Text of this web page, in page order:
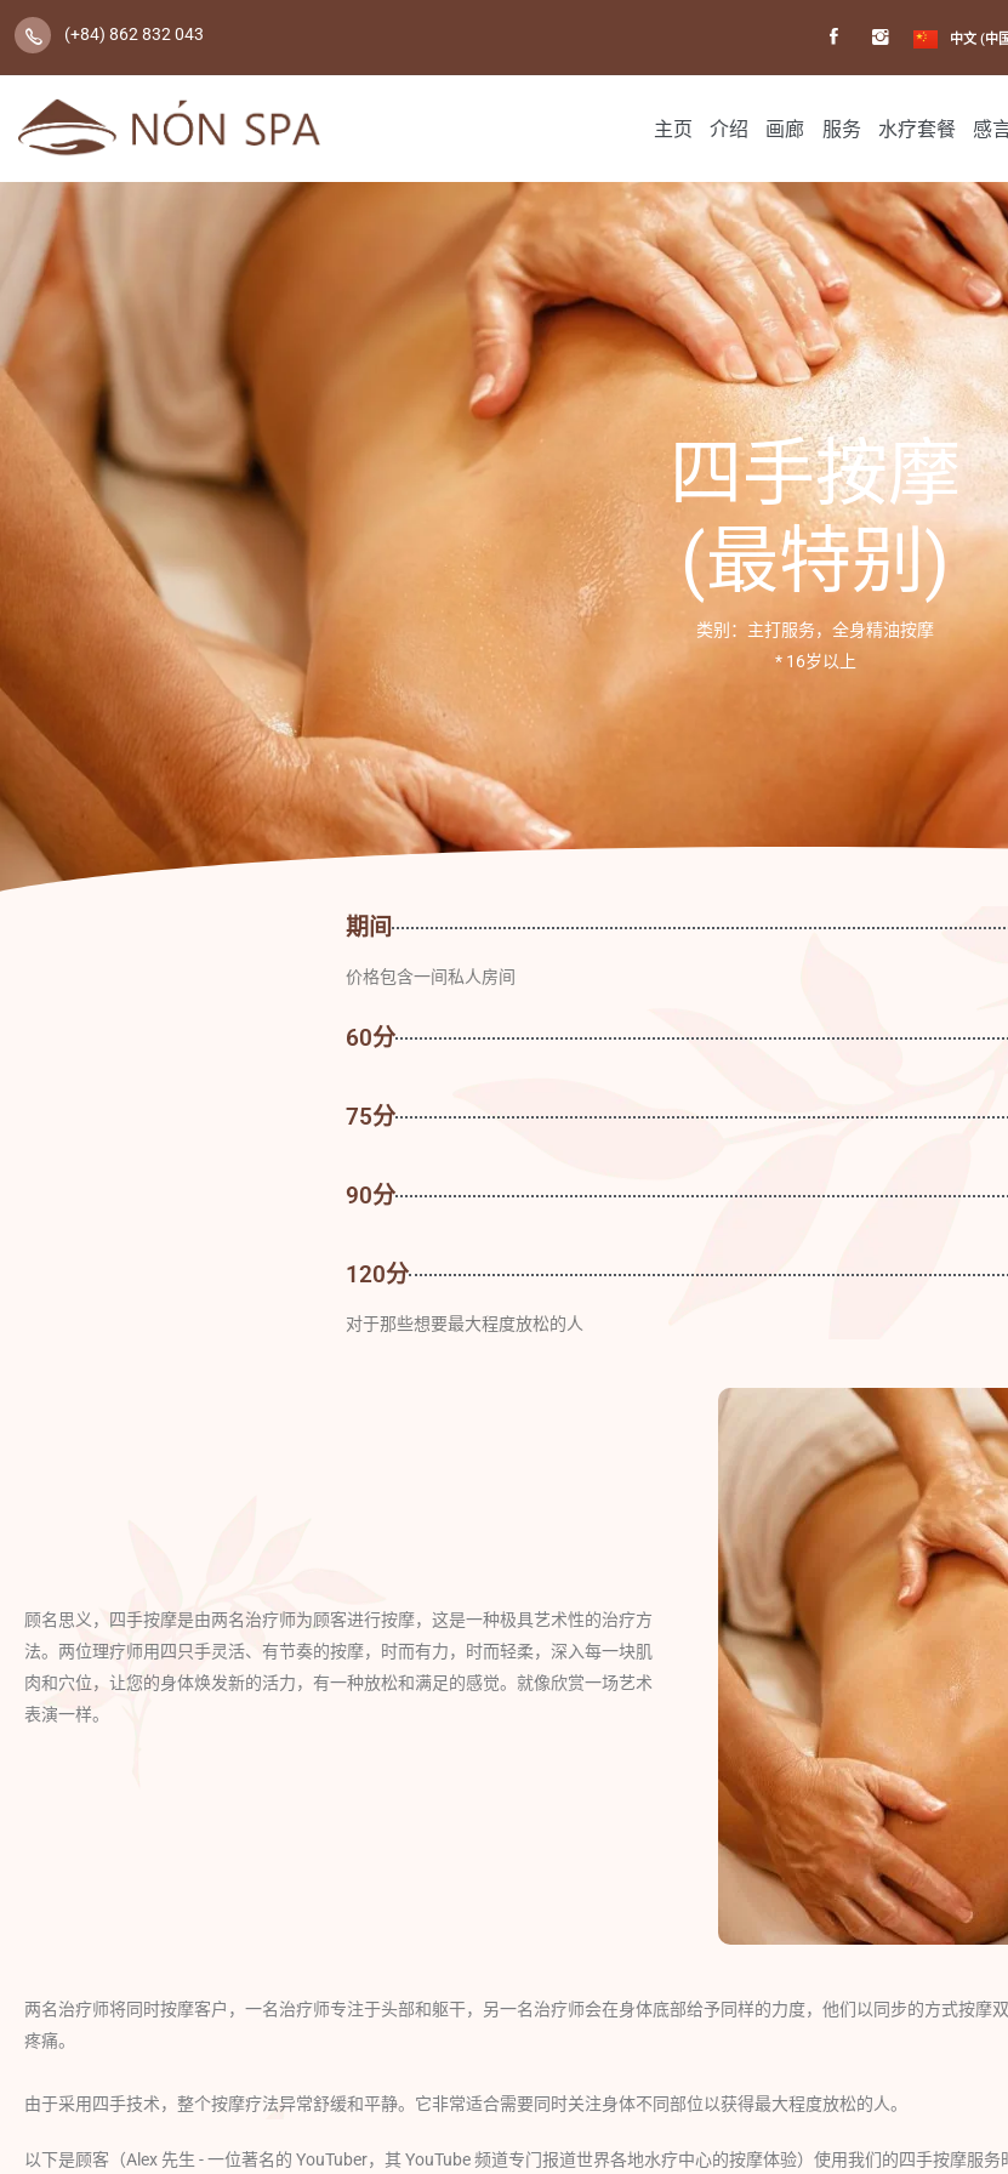
(+84) 862 832 043 中文 (中
한국어
主页 介绍 画廊 服务 水疗套餐 感
四手按摩
(最特别)
类别：主打服务，全⾝精油按摩
* 16岁以上
期间
价格包含⼀间私⼈房间
60分
75分
90分
120分
对于那些想要最大程度放松的人
顾名思义，四手按摩是由两名治疗师为顾客进行按摩，这是一种极具艺术性的治疗方
法。两位理疗师用四只手灵活、有节奏的按摩，时而有力，时而轻柔，深入每一块肌
肉和穴位，让您的身体焕发新的活力，有一种放松和满足的感觉。就像欣赏一场艺术
表演一样。
两名治疗师将同时按摩客户，一名治疗师专注于头部和躯干，另一名治疗师会在身体底部给予同样的力度，他们以同步的方式按摩
疼痛。
由于采用四手技术，整个按摩疗法异常舒缓和平静。它非常适合需要同时关注身体不同部位以获得最大程度放松的人。
以下是顾客（Alex 先生 - 一位著名的 YouTuber，其 YouTube 频道专门报道世界各地水疗中心的按摩体验）使用我们的四手按摩服务